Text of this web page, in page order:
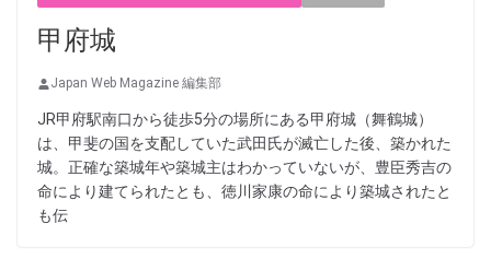
甲府城
Japan Web Magazine 編集部
JR甲府駅南口から徒歩5分の場所にある甲府城（舞鶴城）
は、甲斐の国を支配していた武田氏が滅亡した後、築かれた
城。正確な築城年や築城主はわかっていないが、豊臣秀吉の
命により建てられたとも、徳川家康の命により築城されたと
も伝